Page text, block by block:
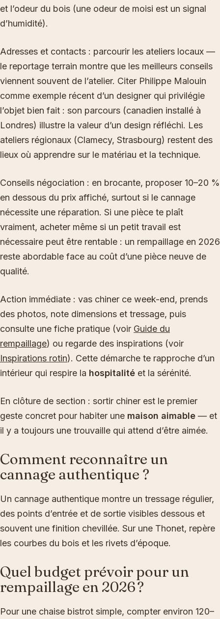
et l’odeur du bois (une odeur de moisi est un signal
d’humidité).
Adresses et contacts : parcourir les ateliers locaux —
le reportage terrain montre que les meilleurs conseils
viennent souvent de l’atelier. Citer Philippe Malouin
comme exemple récent d’un designer qui privilégie
l’objet bien fait : son parcours (canadien installé à
Londres) illustre la valeur d’un design réfléchi. Les
ateliers régionaux (Clamecy, Strasbourg) restent des
lieux où apprendre sur le matériau et la technique.
Conseils négociation : en brocante, proposer 10–20 %
en dessous du prix affiché, surtout si le cannage
nécessite une réparation. Si une pièce te plaît
vraiment, acheter même si un petit travail est
nécessaire peut être rentable : un rempaillage en 2026
reste abordable face au coût d’une pièce neuve de
qualité.
Action immédiate : vas chiner ce week-end, prends
des photos, note dimensions et tressage, puis
consulte une fiche pratique (voir Guide du
rempaillage) ou regarde des inspirations (voir
Inspirations rotin). Cette démarche te rapproche d’un
intérieur qui respire la hospitalité et la sérénité.
En clôture de section : sortir chiner est le premier
geste concret pour habiter une maison aimable — et
il y a toujours une trouvaille qui attend d’être aimée.
Comment reconnaître un
cannage authentique ?
Un cannage authentique montre un tressage régulier,
des points d’entrée et de sortie visibles dessous et
souvent une finition chevillée. Sur une Thonet, repère
les courbes du bois et les rivets d’époque.
Quel budget prévoir pour un
rempaillage en 2026 ?
Pour une chaise bistrot simple, compter environ 120–